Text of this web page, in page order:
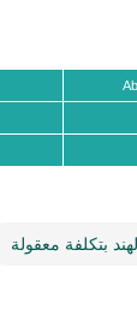
بتكلفة معقولة